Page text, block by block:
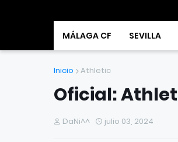
MÁLAGA CF SEVILLA
Inicio Athletic
Oficial:
DaNi^^ julio 03, 2024